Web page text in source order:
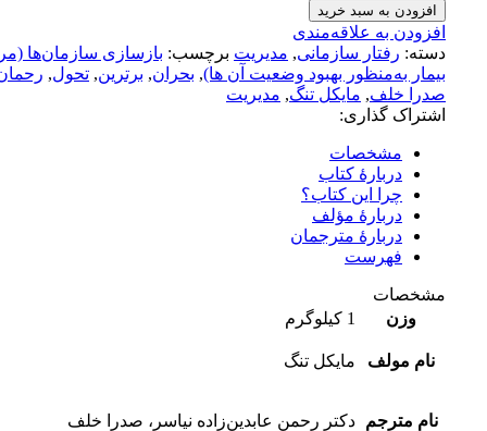
افزودن به سبد خرید
افزودن به علاقه‌مندی
دسته: رفتار سازمانی, مدیریت برچسب: بازسازی سازمان‌ها
بيمار به‌منظور بهبود وضعيت آن‌ ها), بحران, برترین, تحول,
صدرا خلف, مایکل تنگ, مدیریت
اشتراک گذاری:
مشخصات
دربارۀ کتاب
چرا این کتاب؟
دربارۀ مؤلف
دربارۀ مترجمان
فهرست
مشخصات
وزن
1 کیلوگرم
نام مولف مایکل تنگ
نام مترجم دکتر رحمن عابدین‌زاده نیاسر، صدرا خلف